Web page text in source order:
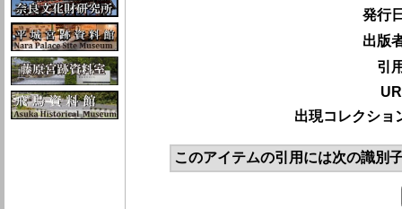
発行
出版
引
出現コレクショ
このアイテムの引用には次の識別